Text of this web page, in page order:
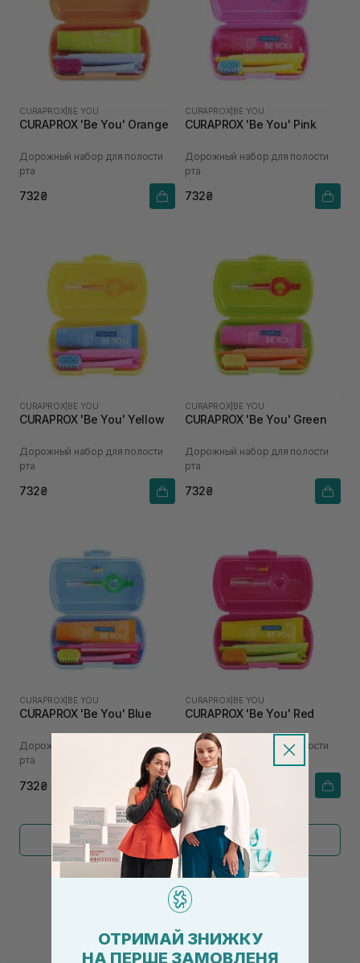
CURAPROX BE YOU
CURAPROX 'Be You' Orange
Дорожный набор для полости
рта
732₴
CURAPROX BE YOU
CURAPROX 'Be You' Pink
Дорожный набор для полости
рта
732₴
CURAPROX BE YOU
CURAPROX 'Be You' Yellow
Дорожный набор для полости
рта
732₴
CURAPROX BE YOU
CURAPROX 'Be You' Green
Дорожный набор для полости
рта
732₴
CURAPROX BE YOU
CURAPROX 'Be You' Blue
Дорожный набор для полости
рта
732₴
CURAPROX BE YOU
CURAPROX 'Be You' Red
Дорожный набор для полости
рта
732₴
Показать больше
1 2
ОТРИМАЙ ЗНИЖКУ
НА ПЕРШЕ ЗАМОВЛЕНЯ